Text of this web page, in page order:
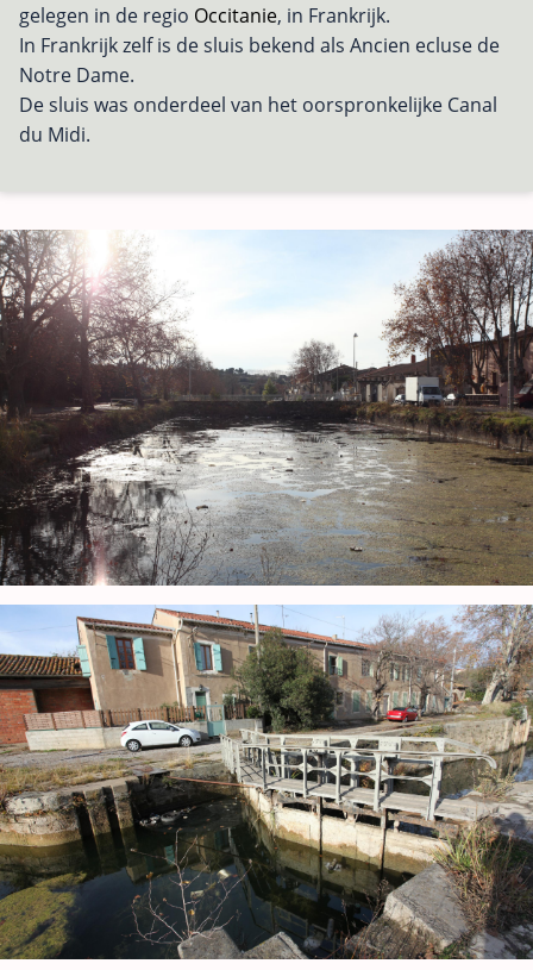
gelegen in de regio Occitanie, in Frankrijk.
In Frankrijk zelf is de sluis bekend als Ancien ecluse de
Notre Dame.
De sluis was onderdeel van het oorspronkelijke Canal
du Midi.